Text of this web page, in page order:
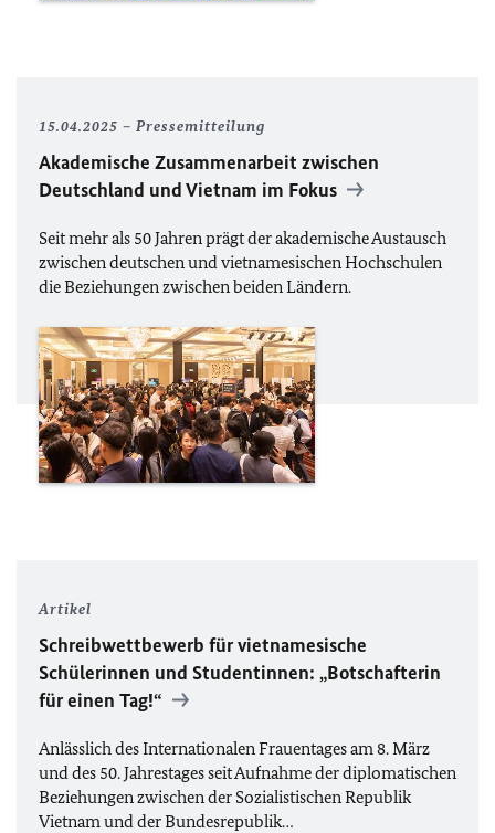
15.04.2025 Pressemitteilung
Akademische Zusammenarbeit zwischen
Deutschland und Vietnam im Fokus
Seit mehr als 50 Jahren prägt der akademische Austausch
zwischen deutschen und vietnamesischen Hochschulen
die Beziehungen zwischen beiden Ländern.
Artikel
Schreibwettbewerb für vietnamesische
Schülerinnen und Studentinnen: „Botschafterin
für einen Tag!“
Anlässlich des Internationalen Frauentages am 8. März
und des 50. Jahrestages seit Aufnahme der diplomatischen
Beziehungen zwischen der Sozialistischen Republik
Vietnam und der Bundesrepublik…